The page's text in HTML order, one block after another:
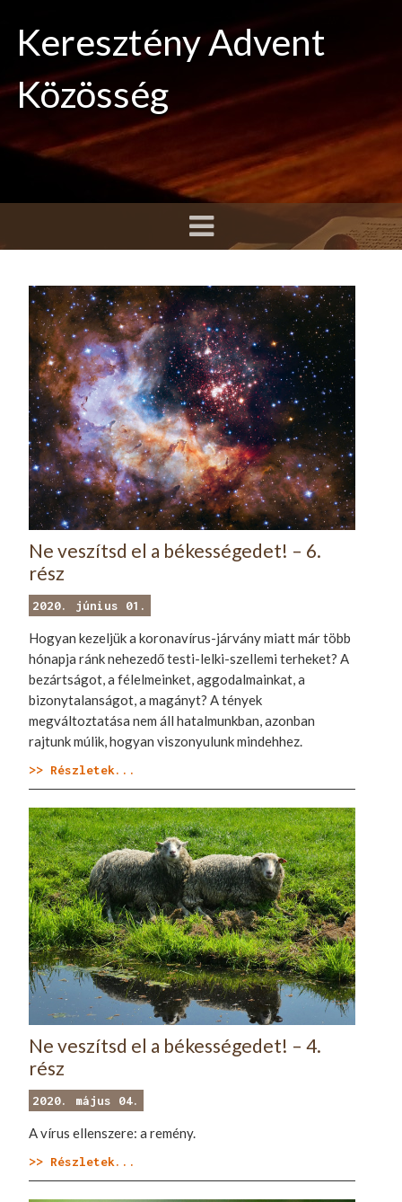
Keresztény Advent
Közösség
Ne veszítsd el a békességedet! – 6.
rész
2020. június 01.
Hogyan kezeljük a koronavírus-járvány miatt már több
hónapja ránk nehezedő testi-lelki-szellemi terheket? A
bezártságot, a félelmeinket, aggodalmainkat, a
bizonytalanságot, a magányt? A tények
megváltoztatása nem áll hatalmunkban, azonban
rajtunk múlik, hogyan viszonyulunk mindehhez.
>> Részletek...
Ne veszítsd el a békességedet! – 4.
rész
2020. május 04.
A vírus ellenszere: a remény.
>> Részletek...